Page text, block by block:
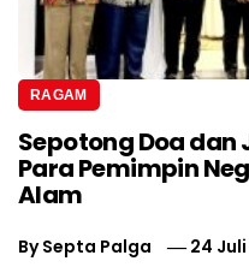
RAGAM
Sepotong Doa
Para Pemimpin
Alam
BySepta Palga 24